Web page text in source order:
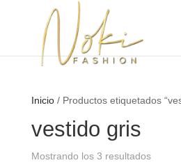
Inicio/ Productos etiquetados
vestido gris
Mostrando los 3 resultados